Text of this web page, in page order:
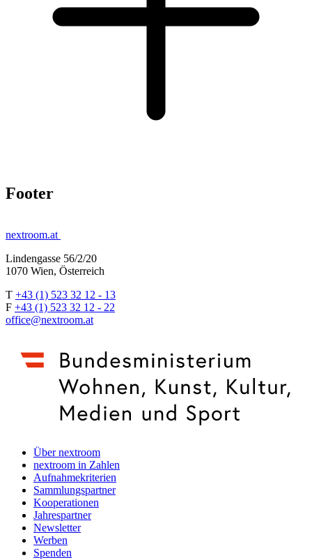
Footer
nextroom.at
Lindengasse 56/2/20
1070 Wien, Österreich
T +43 (1) 523 32 12 - 13
F +43 (1) 523 32 12 - 22
office@nextroom.at
Über nextroom
nextroom in Zahlen
Aufnahmekriterien
Sammlungspartner
Kooperationen
Jahrespartner
Newsletter
Werben
Spenden